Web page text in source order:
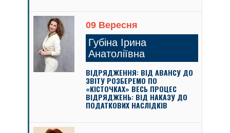
09 Вересня
Губіна Ірина
Анатоліївна
ВІДРЯДЖЕННЯ: ВІД АВАНСУ ДО
ЗВІТУ РОЗБЕРЕМО ПО
«КІСТОЧКАХ» ВЕСЬ ПРОЦЕС
ВІДРЯДЖЕНЬ: ВІД НАКАЗУ ДО
ПОДАТКОВИХ НАСЛІДКІВ